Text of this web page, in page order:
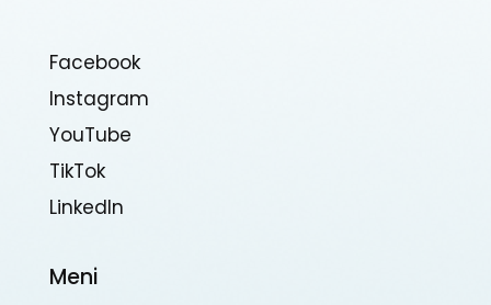
Facebook
Instagram
YouTube
TikTok
Linkedln
Meni